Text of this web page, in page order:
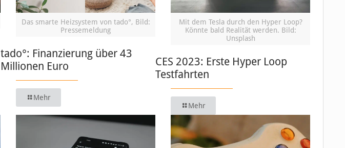
Das smarte Heizsystem von tado°, Bild:
Pressemeldung
tado°: Finanzierung über 43
Millionen Euro
Mehr
Mit dem Tesla durch den Hyper Loop?
Könnte bald Realität werden. Bild:
Unsplash
CES 2023: Erste Hyper Loop
Testfahrten
Mehr